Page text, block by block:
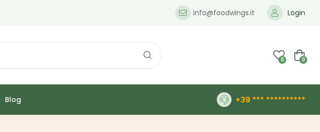
info@foodwings.it Login
0 0
Blog +39 *** **********